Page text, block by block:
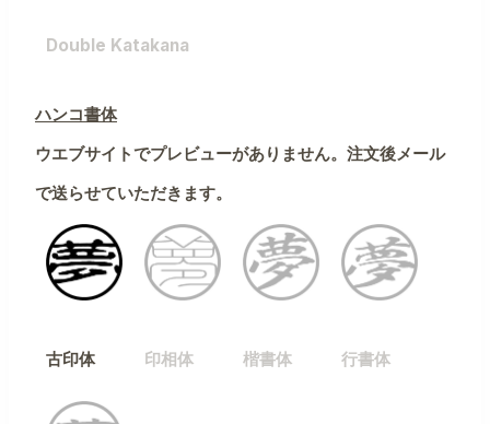
Double Katakana
ハンコ書体
ウエブサイトでプレビューがありません。注文後メール
で送らせていただきます。
古印体 印相体 楷書体 行書体